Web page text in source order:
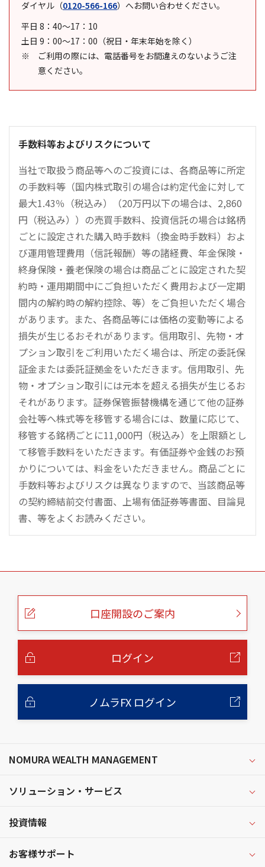
ダイヤル （0120-566-166） へお問い合わせください。
平日 8：40～17：10
土日 9：00～17：00（祝日・年末年始を除く）
ご利用の際には、電話番号をお間違えのないようご注
意ください。
手数料等およびリスクについて
当社で取扱う商品等へのご投資には、各商品等に所定
の手数料等（国内株式取引の場合は約定代金に対して
最大1.43％（税込み）（20万円以下の場合は、2,860
円（税込み））の売買手数料、投資信託の場合は銘柄
ごとに設定された購入時手数料（換金時手数料）およ
び運用管理費用（信託報酬）等の諸経費、年金保険・
終身保険・養老保険の場合は商品ごとに設定された契
約時・運用期間中にご負担いただく費用および一定期
間内の解約時の解約控除、等）をご負担いただく場合
があります。また、各商品等には価格の変動等による
損失が生じるおそれがあります。信用取引、先物・オ
プション取引をご利用いただく場合は、所定の委託保
証金または委託証拠金をいただきます。信用取引、先
物・オプション取引には元本を超える損失が生じるお
それがあります。証券保管振替機構を通じて他の証券
会社等へ株式等を移管する場合には、数量に応じて、
移管する銘柄ごとに11,000円（税込み）を上限額とし
て移管手数料をいただきます。有価証券や金銭のお預
かりについては、料金をいただきません。商品ごとに
手数料等およびリスクは異なりますので、当該商品等
の契約締結前交付書面、上場有価証券等書面、目論見
書、等をよくお読みください。
こ
口座開設のご案内
ログイン
ノムラFX ログイン
NOMURA WEALTH MANAGEMENT
ソリューション・サービス
投資情報
お客様サポート